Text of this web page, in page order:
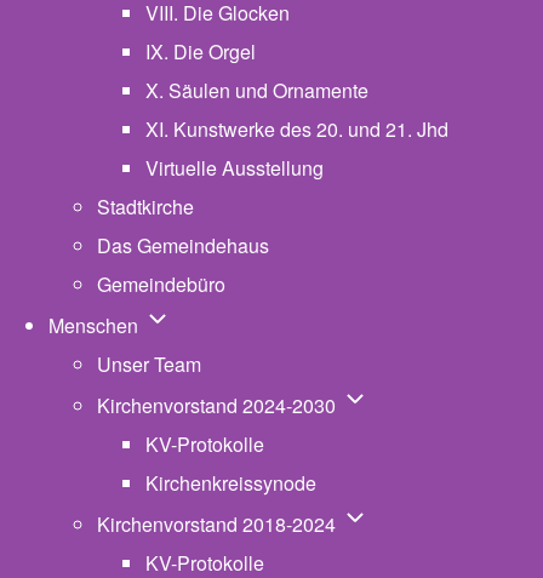
VIII. Die Glocken
IX. Die Orgel
X. Säulen und Ornamente
XI. Kunstwerke des 20. und 21. Jhd
Virtuelle Ausstellung
Stadtkirche
Das Gemeindehaus
Gemeindebüro
Menschen Unternavigation von Menschen
Unser Team
Kirchenvorstand 2024-2030 Unternavigation von
KV-Protokolle
Kirchenkreissynode
Kirchenvorstand 2018-2024 Unternavigation von
KV-Protokolle